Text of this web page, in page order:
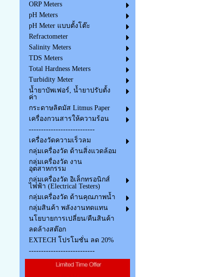
ORP Meters
pH Meters
pH Meter แบบตั้งโต๊ะ
Refractometer
Salinity Meters
TDS Meters
Total Hardness Meters
Turbidity Meter
น้ำยาบัพเฟอร์, น้ำยาปรับตั้ง
ค่า
กระดาษลิตมัส Litmus Paper
เครื่องกวนสารให้ความร้อน
---------------------------
เครื่องวัดความเร็วลม
กลุ่มเครื่องวัด ด้านสิ่งแวดล้อม
กลุ่มเครื่องวัด งาน
อุตสาหกรรม
กลุ่มเครื่องวัด อิเล็กทรอนิกส์
ไฟฟ้า (Electrical Testers)
กลุ่มเครื่องวัด ด้านคุณภาพน้ำ
กลุ่มสินค้า พลังงานทดแทน
นโยบายการเปลี่ยน/คืนสินค้า
ลดล้างสต๊อก
EXTECH โปรโมชั่น ลด 20%
---------------------------